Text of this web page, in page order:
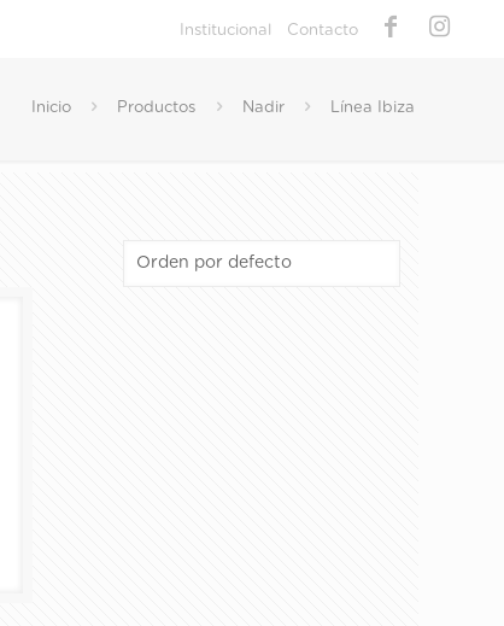
Institucional Contacto
Inicio Productos Nadir Línea Ibiza